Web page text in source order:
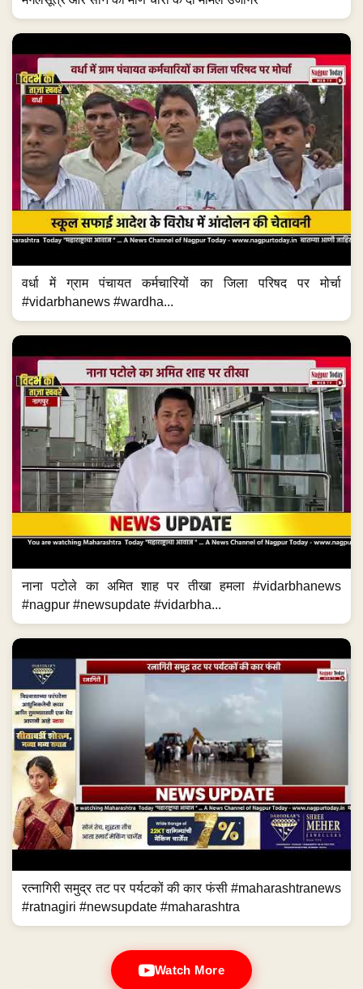
वर्धा में ग्राम पंचायत कर्मचारियों का जिला परिषद पर मोर्चा
#vidarbhanews #wardha...
नाना पटोले का अमित शाह पर तीखा हमला #vidarbhanews
#nagpur #newsupdate #vidarbha...
रत्नागिरी समुद्र तट पर पर्यटकों की कार फंसी #maharashtranews
#ratnagiri #newsupdate #maharashtra
Watch More